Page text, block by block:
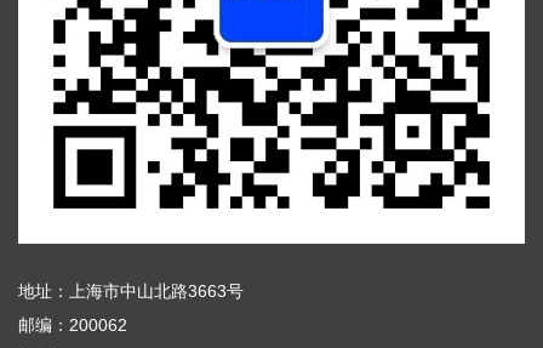
地址：上海市中山北路3663号
邮编：200062